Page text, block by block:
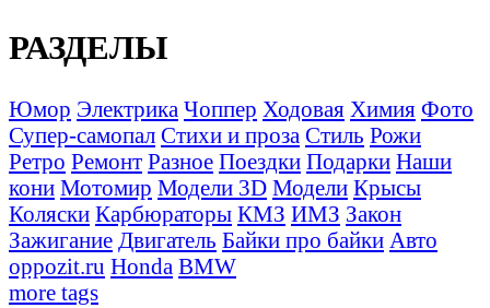
РАЗДЕЛЫ
Юмор Электрика Чоппер Ходовая Химия Фото
Супер-самопал Стихи и проза Стиль Рожи
Ретро Ремонт Разное Поездки Подарки Наши
кони Мотомир Модели 3D Модели Крысы
Коляски Карбюраторы КМЗ ИМЗ Закон
Зажигание Двигатель Байки про байки Авто
oppozit.ru Honda BMW
more tags